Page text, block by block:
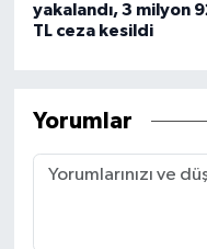
yakalandı, 3 milyon
TL ceza kesildi
Yorumlar